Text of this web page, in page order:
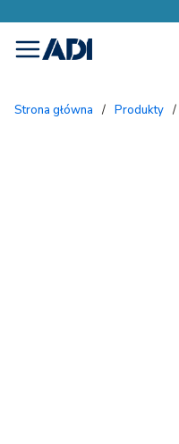
menu
Strona główna / Produkty /